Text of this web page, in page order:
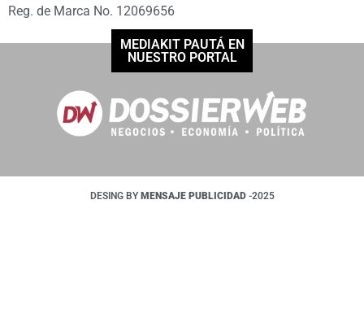
Reg. de Marca No. 12069656
MEDIAKIT PAUTÁ EN
NUESTRO PORTAL
DESING BY MENSAJE PUBLICIDAD -2025